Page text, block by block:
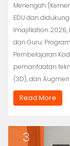
Menengah
EDU dan
ImajiNation 2026,
dan Guru.
Pembelajaran
pemanfaatan
(3D), dan
Read More
3